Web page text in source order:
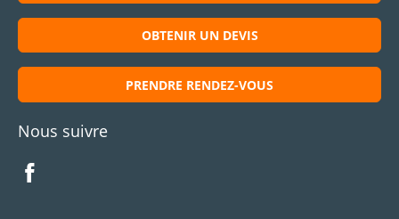
OBTENIR UN DEVIS
PRENDRE RENDEZ-VOUS
Nous suivre